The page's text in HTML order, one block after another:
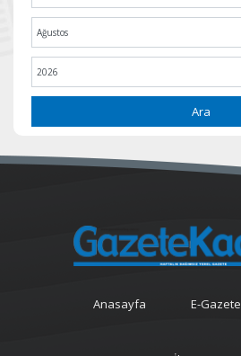
Ara
Anasayfa E-Gazete